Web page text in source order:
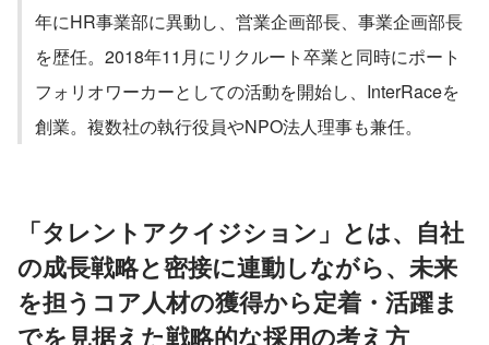
年にHR事業部に異動し、営業企画部長、事業企画部長
を歴任。2018年11月にリクルート卒業と同時にポート
フォリオワーカーとしての活動を開始し、InterRaceを
創業。複数社の執行役員やNPO法人理事も兼任。
「タレントアクイジション」とは、自社
の成長戦略と密接に連動しながら、未来
を担うコア人材の獲得から定着・活躍ま
でを見据えた戦略的な採用の考え方